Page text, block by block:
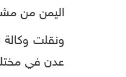
اليمن من
ونقلت
عدن في